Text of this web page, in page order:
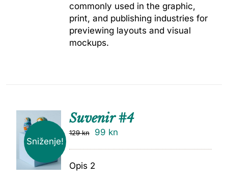
commonly used in the graphic,
print, and publishing industries for
previewing layouts and visual
mockups.
Sniženje!
DODAJ
Suvenir #4
129kn 99 kn
Opis 2